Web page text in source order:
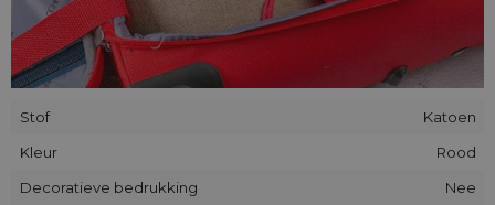
Stof
Katoen
Kleur
Rood
Decoratieve bedrukking
Nee